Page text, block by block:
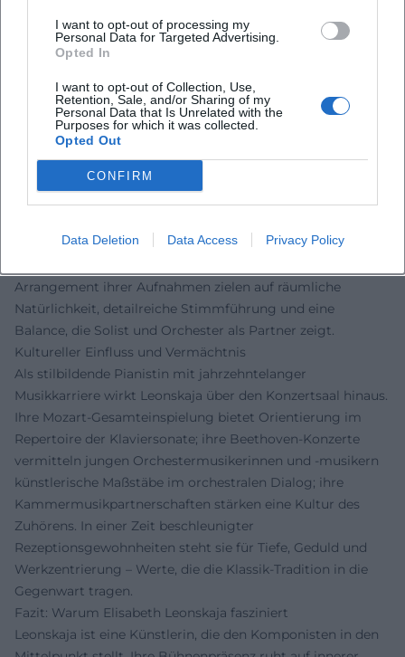
I want to opt-out of processing my
Personal Data for Targeted Advertising.
Opted In
I want to opt-out of Collection, Use,
Retention, Sale, and/or Sharing of my
Personal Data that Is Unrelated with the
Purposes for which it was collected.
Opted Out
CONFIRM
Data Deletion Data Access Privacy Policy
Stil, Technik und Klangideal: Werkzentrierung statt
Virtuosenkult
elastische Zeitgestaltung und klare Formperspektive. In
Beethovens Variationensätzen modelliert sie harmonische
Drehpunkte mit atmender Phrasierung; in Schuberts
Großformen wahrt sie Spannungsbögen durch kluge
Tempodramaturgie; bei Mozart pflegt sie eine federnde
durchsichtigem Pianissimo bis zu tragfähigen,
Arrangement ihrer Aufnahmen zielen auf räumliche
Natürlichkeit, detailreiche Stimmführung und eine
Balance, die Solist und Orchester als Partner zeigt.
Kultureller Einfluss und Vermächtnis
Als stilbildende Pianistin mit jahrzehntelanger
Musikkarriere wirkt Leonskaja über den Konzertsaal hinaus.
Ihre Mozart-Gesamteinspielung bietet Orientierung im
Repertoire der Klaviersonate; ihre Beethoven-Konzerte
vermitteln jungen Orchestermusikerinnen und -musikern
künstlerische Maßstäbe im orchestralen Dialog; ihre
Kammermusikpartnerschaften stärken eine Kultur des
Zuhörens. In einer Zeit beschleunigter
Rezeptionsgewohnheiten steht sie für Tiefe, Geduld und
Werkzentrierung – Werte, die die Klassik-Tradition in die
Gegenwart tragen.
Fazit: Warum Elisabeth Leonskaja fasziniert
Leonskaja ist eine Künstlerin, die den Komponisten in den